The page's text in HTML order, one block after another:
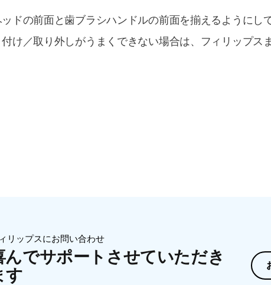
ドの前面と歯ブラシハンドルの前面を揃えるようにし
け／取り外しがうまくできない場合は、フィリップス
リップスにお問い合わせ
んでサポートさせていただき
す